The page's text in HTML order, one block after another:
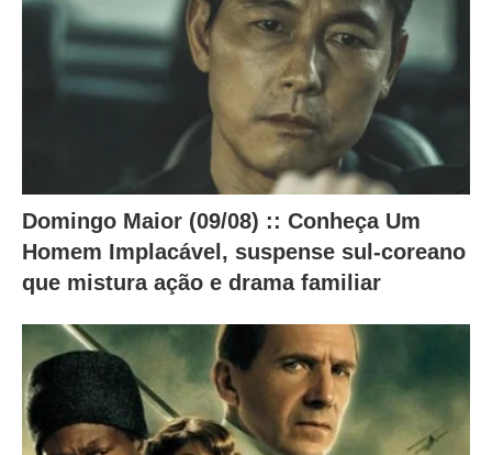
a
b
a
o
.
Domingo Maior (09/08) :: Conheça Um
Homem Implacável, suspense sul-coreano
que mistura ação e drama familiar